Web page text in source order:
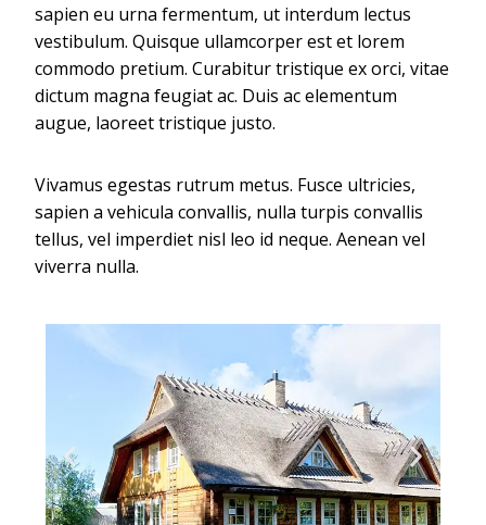
sapien eu urna fermentum, ut interdum lectus
vestibulum. Quisque ullamcorper est et lorem
commodo pretium. Curabitur tristique ex orci, vitae
dictum magna feugiat ac. Duis ac elementum
augue, laoreet tristique justo.
Vivamus egestas rutrum metus. Fusce ultricies,
sapien a vehicula convallis, nulla turpis convallis
tellus, vel imperdiet nisl leo id neque. Aenean vel
viverra nulla.